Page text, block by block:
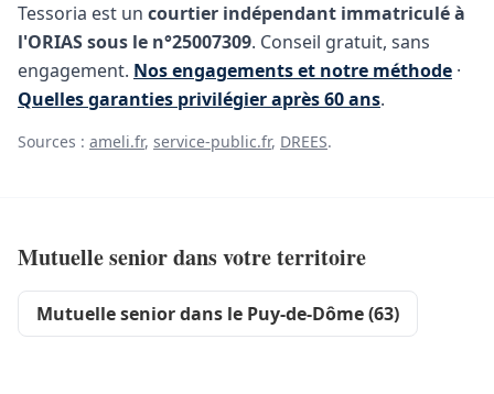
Tessoria est un courtier indépendant immatriculé à
l'ORIAS sous le n°25007309. Conseil gratuit, sans
engagement. Nos engagements et notre méthode ·
Quelles garanties privilégier après 60 ans.
Sources : ameli.fr, service-public.fr, DREES.
Mutuelle senior dans votre territoire
Mutuelle senior dans le Puy-de-Dôme (63)